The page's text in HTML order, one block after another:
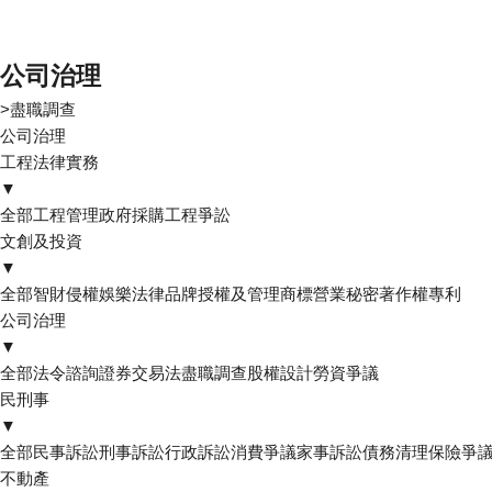
公司治理
>盡職調查
公司治理
工程法律實務
▼
全部工程管理政府採購工程爭訟
文創及投資
▼
全部智財侵權娛樂法律品牌授權及管理商標營業秘密著作權專利
公司治理
▼
全部法令諮詢證券交易法盡職調查股權設計勞資爭議
民刑事
▼
全部民事訴訟刑事訴訟行政訴訟消費爭議家事訴訟債務清理保險爭
不動產